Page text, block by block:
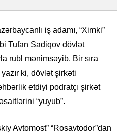
iş adamı, “Ximki”
Tufan Sadiqov dövlət
rubl mənimsəyib. Bir sıra
ki, dövlət şirkəti
etdiyi podratçı şirkət
“yuyub”.
Avtomost” “Rosavtodor”dan